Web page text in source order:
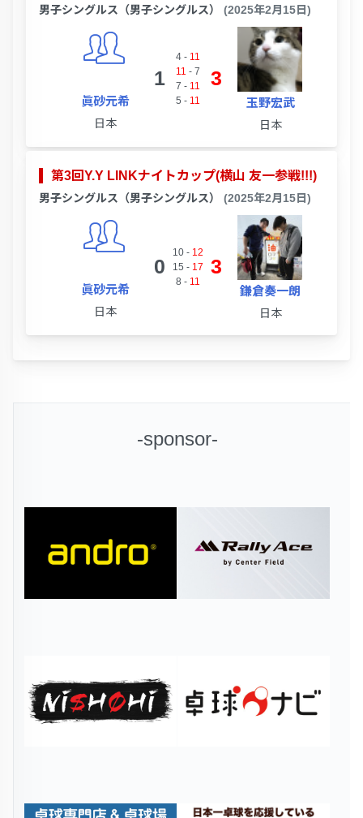
男子シングルス（男子シングルス） (2025年2月15日)
眞砂元希
日本
1
4- 11
11 - 7
7 - 11
5 - 11
3
玉野宏武
日本
第3回Y.Y LINKナイトカップ(横山 友一参戦!!!)
男子シングルス（男子シングルス） (2025年2月15日)
眞砂元希
日本
0
10- 12
15 - 17
8 - 11
3
鎌倉奏一朗
日本
-sponsor-